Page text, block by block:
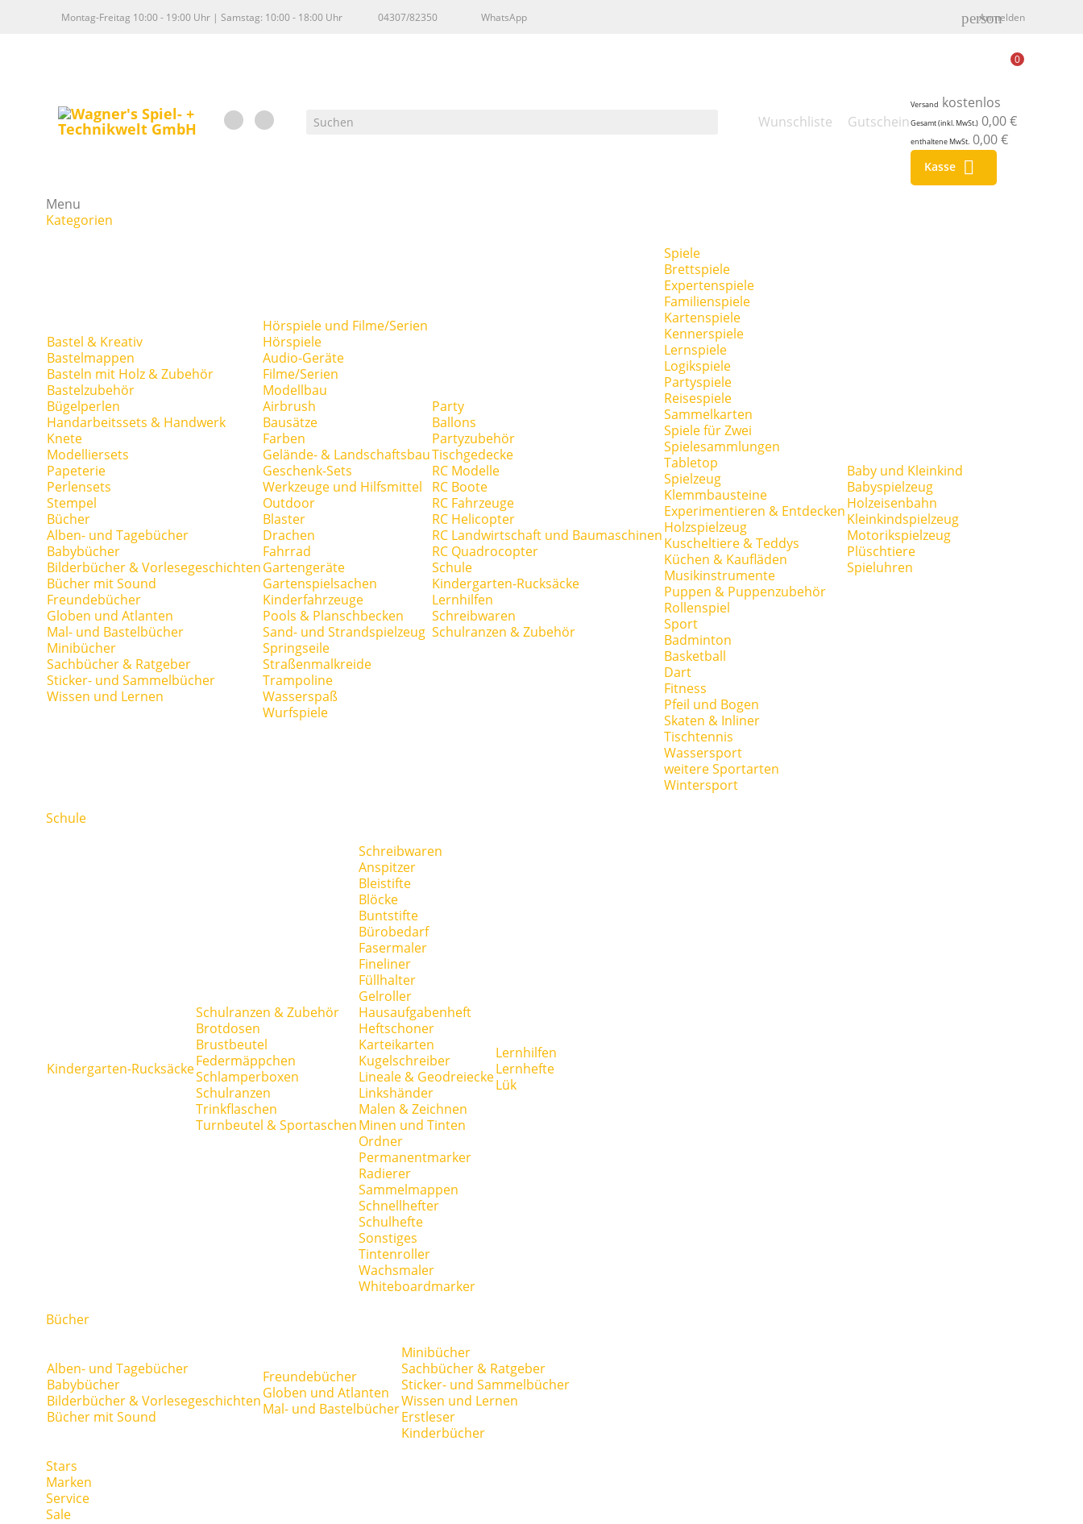
Montag-Freitag 10:00 - 19:00 Uhr | Samstag: 10:00 - 18:00 Uhr 04307/82350 WhatsApp person
Anmelden
Wunschliste Gutschein
0
Versand kostenlos
Gesamt (inkl. MwSt.) 0,00 €
enthaltene MwSt. 0,00 €
Kasse 
Menu
Kategorien
Bastel & Kreativ
Bastelmappen
Basteln mit Holz & Zubehör
Bastelzubehör
Bügelperlen
Handarbeitssets & Handwerk
Knete
Modelliersets
Papeterie
Perlensets
Stempel
Bücher
Alben- und Tagebücher
Babybücher
Bilderbücher & Vorlesegeschichten
Bücher mit Sound
Freundebücher
Globen und Atlanten
Mal- und Bastelbücher
Minibücher
Sachbücher & Ratgeber
Sticker- und Sammelbücher
Wissen und Lernen
Hörspiele und Filme/Serien
Hörspiele
Audio-Geräte
Filme/Serien
Modellbau
Airbrush
Bausätze
Farben
Gelände- & Landschaftsbau
Geschenk-Sets
Werkzeuge und Hilfsmittel
Outdoor
Blaster
Drachen
Fahrrad
Gartengeräte
Gartenspielsachen
Kinderfahrzeuge
Pools & Planschbecken
Sand- und Strandspielzeug
Springseile
Straßenmalkreide
Trampoline
Wasserspaß
Wurfspiele
Party
Ballons
Partyzubehör
Tischgedecke
RC Modelle
RC Boote
RC Fahrzeuge
RC Helicopter
RC Landwirtschaft und Baumaschinen
RC Quadrocopter
Schule
Kindergarten-Rucksäcke
Lernhilfen
Schreibwaren
Schulranzen & Zubehör
Spiele
Brettspiele
Expertenspiele
Familienspiele
Kartenspiele
Kennerspiele
Lernspiele
Logikspiele
Partyspiele
Reisespiele
Sammelkarten
Spiele für Zwei
Spielesammlungen
Tabletop
Spielzeug
Klemmbausteine
Experimentieren & Entdecken
Holzspielzeug
Kuscheltiere & Teddys
Küchen & Kaufläden
Musikinstrumente
Puppen & Puppenzubehör
Rollenspiel
Sport
Badminton
Basketball
Dart
Fitness
Pfeil und Bogen
Skaten & Inliner
Tischtennis
Wassersport
weitere Sportarten
Wintersport
Baby und Kleinkind
Babyspielzeug
Holzeisenbahn
Kleinkindspielzeug
Motorikspielzeug
Plüschtiere
Spieluhren
Schule
Kindergarten-Rucksäcke
Schulranzen & Zubehör
Brotdosen
Brustbeutel
Federmäppchen
Schlamperboxen
Schulranzen
Trinkflaschen
Turnbeutel & Sportaschen
Schreibwaren
Anspitzer
Bleistifte
Blöcke
Buntstifte
Bürobedarf
Fasermaler
Fineliner
Füllhalter
Gelroller
Hausaufgabenheft
Heftschoner
Karteikarten
Kugelschreiber
Lineale & Geodreiecke
Linkshänder
Malen & Zeichnen
Minen und Tinten
Ordner
Permanentmarker
Radierer
Sammelmappen
Schnellhefter
Schulhefte
Sonstiges
Tintenroller
Wachsmaler
Whiteboardmarker
Lernhilfen
Lernhefte
Lük
Bücher
Alben- und Tagebücher
Babybücher
Bilderbücher & Vorlesegeschichten
Bücher mit Sound
Freundebücher
Globen und Atlanten
Mal- und Bastelbücher
Minibücher
Sachbücher & Ratgeber
Sticker- und Sammelbücher
Wissen und Lernen
Erstleser
Kinderbücher
Stars
Marken
Service
Sale